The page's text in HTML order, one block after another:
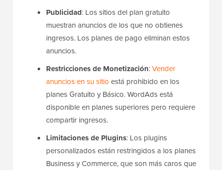
Publicidad: Los sitios del plan gratuito
muestran anuncios de los que no obtienes
ingresos. Los planes de pago eliminan estos
anuncios.
Restricciones de Monetización:Vender
anuncios en su sitio está prohibido en los
planes Gratuito y Básico. WordAds está
disponible en planes superiores pero requiere
compartir ingresos.
Limitaciones de Plugins: Los plugins
personalizados están restringidos a los planes
Business y Commerce, que son más caros que